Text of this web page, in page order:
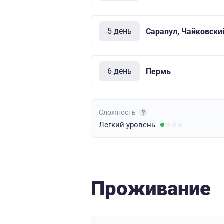
5 день Сарапул,
6 день Пермь
Сложность
Легкий уровень
Проживание